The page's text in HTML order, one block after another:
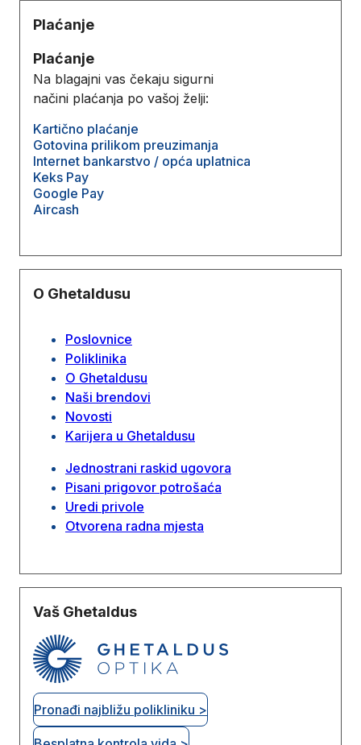
Plaćanje
Plaćanje
Na blagajni vas čekaju sigurni
načini plaćanja po vašoj želji:
Kartično plaćanje
Gotovina prilikom preuzimanja
Internet bankarstvo / opća uplatnica
Keks Pay
Google Pay
Aircash
O Ghetaldusu
Poslovnice
Poliklinika
O Ghetaldusu
Naši brendovi
Novosti
Karijera u Ghetaldusu
Jednostrani raskid ugovora
Pisani prigovor potrošaća
Uredi privole
Otvorena radna mjesta
Vaš Ghetaldus
Pronađi najbližu polikliniku >